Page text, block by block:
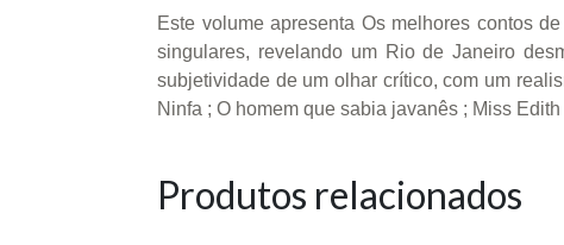
Este volume apresenta Os melhores contos
singulares, revelando um Rio de Janeiro
subjetividade de um olhar crítico, com um
Ninfa ; O homem que sabia javanês ; Miss
Produtos relacionados